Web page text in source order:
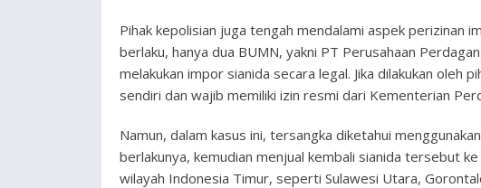
Pihak kepolisian juga tengah mendalami aspek perizinan
berlaku, hanya dua BUMN, yakni PT Perusahaan
melakukan impor sianida secara legal. Jika dilakukan oleh
sendiri dan wajib memiliki izin resmi dari Kementerian
Namun, dalam kasus ini, tersangka diketahui
berlakunya, kemudian menjual kembali sianida tersebut
wilayah Indonesia Timur, seperti Sulawesi Utara,